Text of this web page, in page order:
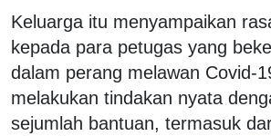
Keluarga itu menyampaikan
kepada para petugas yang
dalam perang melawan Covid-
melakukan tindakan nyata
sejumlah bantuan, termasuk